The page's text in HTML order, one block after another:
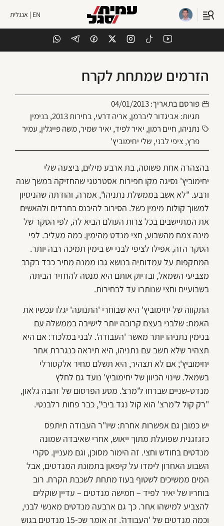
EN | אנגלית
הזרמים שמתחת לקרח
פורסם בתאריך:04/01/2013
תגיות: אביגדור ליברמן, אריה דרעי,בחירות 2013 ,בנימין
נתניהו, חיים רמון, יאיר לפיד, יאיר שמיר,משה פייגלין,עמיר
פרץ, ציפי לבני, שלי יחימוביץ'
בהצהרה אחת פשוטה, בת ארבע מילים, ביצעה שלי
יחימוביץ' נסיגה מקו חפירות אסטרטגי שהחזיקה במשך שנה
ורבע. "לא אשב בממשלת נתניהו", אמרה, והודתה שהניסיון
למשוך קולות מימין כשל. הסירוב להיכנס בחרדים ולהאשים
את המתיישבים בכל צרות העולם הביא לה, לפי הסקר של
מינה צמח מהשבוע, חצי מנדט מהימין. כמה מעליב. לפי
הסקר הזה, אפילו לציפי לבני יש בימין תמיכה רבה יותר.
המתקפות על עמדותיה בנושא גבו ממנה מחיר כבד בקרב
מצביעי השמאל, ובדיוק אותם היא מנסה להחזיר הביתה
בשבועיים וחצי שנותרו עד לבחירות.
התקווה של יחימוביץ' היא שבוחרי 'התנועה' יגלו עכשיו את
האמת: שלבני בעצם קרובה יותר לישיבה בממשלה עם
בנימין נתניהו יותר מאשר 'העבודה'. לבני במלכוד: אם היא
תצהיר שלא תשב עם נתניהו, היא תיראה כנגררת אחר
יחימוביץ'; אם לא תצהיר, היא תשלם מחיר אלקטורלי
בשמאל. שינוי הכיוון של יחימוביץ' נועד גם לחלץ
מנדט-שניים שברחו ל'מרצ'. מסע הפרסום של זהבה גלאון,
"רק קול ל'מרצ' הוא קול נגד ביבי", כבר פחות רלבנטי.
יש כמובן גם אפשרות אחרת: שיו"ר העבודה תיתפס
כזגזגנית שפועלת מתוך ייאוש, אחרי שאיבדה שמונה
מנדטים בחודש וחצי. זה הימור מסוכן, וגם מעניין. סקרי
השבוע האחרון לימדו על קיפאון בתמונת המנדטים, אבל
המים ממשיכים לשטוף בעוז מתחת לשכבת הקרח. רוב
בוחריו של יאיר לפיד – חמישה מנדטים – עדיין שוקלים
להצביע למישהו אחר. כך גם ארבעה מנדטים מאנשי לבני,
וכמה מנדטים של 'העבודה'. זה אומר שכ-15 מנדטים בגוש